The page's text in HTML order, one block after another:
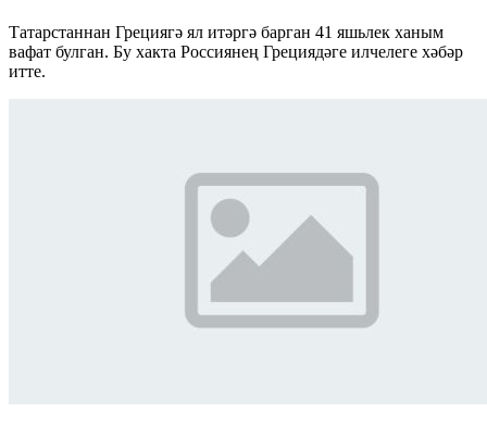
Татарстаннан Грециягә ял итәргә барган 41 яшьлек ханым
вафат булган. Бу хакта Россиянең Грециядәге илчелеге хәбәр
итте.